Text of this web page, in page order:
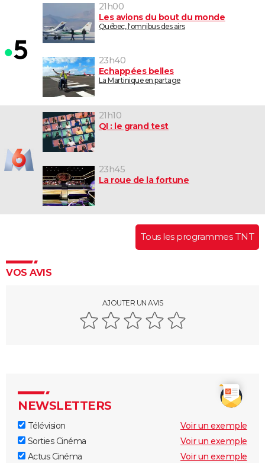
21h00
Les avions du bout du monde
Québec, l'omnibus des airs
23h40
Echappées belles
La Martinique en partage
21h10
QI : le grand test
23h45
La roue de la fortune
Tous les programmes TNT
VOS AVIS
AJOUTER UN AVIS
NEWSLETTERS
Télévision
Voir un exemple
Sorties Cinéma
Voir un exemple
Actus Cinéma
Voir un exemple